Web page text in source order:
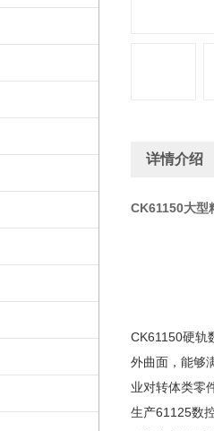
详情介绍
CK61150大型
CK61150硬轨
外曲面，能够
业对转体类零
生产61125数